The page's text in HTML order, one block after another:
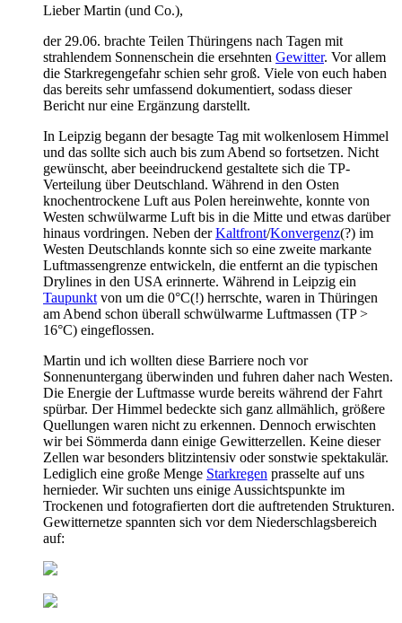
Lieber Martin (und Co.),
der 29.06. brachte Teilen Thüringens nach Tagen mit
strahlendem Sonnenschein die ersehnten Gewitter. Vor allem
die Starkregengefahr schien sehr groß. Viele von euch haben
das bereits sehr umfassend dokumentiert, sodass dieser
Bericht nur eine Ergänzung darstellt.
In Leipzig begann der besagte Tag mit wolkenlosem Himmel
und das sollte sich auch bis zum Abend so fortsetzen. Nicht
gewünscht, aber beeindruckend gestaltete sich die TP-
Verteilung über Deutschland. Während in den Osten
knochentrockene Luft aus Polen hereinwehte, konnte von
Westen schwülwarme Luft bis in die Mitte und etwas darüber
hinaus vordringen. Neben derKaltfront/Konvergenz(?) im
Westen Deutschlands konnte sich so eine zweite markante
Luftmassengrenze entwickeln, die entfernt an die typischen
Drylines in den USA erinnerte. Während in Leipzig ein
Taupunkt von um die 0°C(!) herrschte, waren in Thüringen
am Abend schon überall schwülwarme Luftmassen (TP >
16°C) eingeflossen.
Martin und ich wollten diese Barriere noch vor
Sonnenuntergang überwinden und fuhren daher nach Westen.
Die Energie der Luftmasse wurde bereits während der Fahrt
spürbar. Der Himmel bedeckte sich ganz allmählich, größere
Quellungen waren nicht zu erkennen. Dennoch erwischten
wir bei Sömmerda dann einige Gewitterzellen. Keine dieser
Zellen war besonders blitzintensiv oder sonstwie spektakulär.
Lediglich eine große Menge Starkregen prasselte auf uns
hernieder. Wir suchten uns einige Aussichtspunkte im
Trockenen und fotografierten dort die auftretenden Strukturen.
Gewitternetze spannten sich vor dem Niederschlagsbereich
auf: